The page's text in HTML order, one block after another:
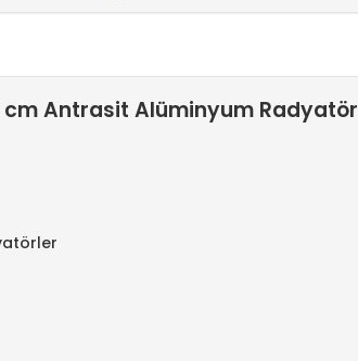
cm Antrasit Alüminyum Radyatör